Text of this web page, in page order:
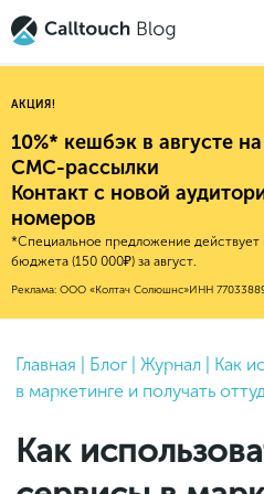
Авторитейл
Финансы
Е-коммерс
Недвижимость
HoReCa
Бьюти
Услуги
2025
2024
2022
2021
2020
Новые продукты
Обновления
Обучение работы с
Calltouch
Индекс здоровья
Mental Health
Привлечение
Аналитика
Callday
MeetUp
АКЦИЯ!
10%* кешбэк в августе
СМС-рассылки
Контакт с новой
номеров
*Специальное предложение действует
бюджета (150 000₽) за август.
Реклама: ООО «Колтач Солюшнс»ИНН
Главная Блог Журнал
Как
в маркетинге и получать
Как